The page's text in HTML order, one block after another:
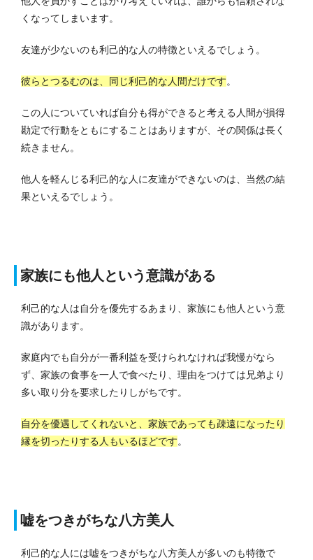
くなってしまいます。
友達が少ないのも利己的な人の特徴といえるでしょう。
彼らとつるむのは、同じ利己的な人間だけです。
この人についていれば自分も得ができると考える人間が損得
勘定で行動をともにすることはありますが、その関係は長く
続きません。
他人を軽んじる利己的な人に友達ができないのは、当然の結
果といえるでしょう。
家族にも他人という意識がある
利己的な人は自分を優先するあまり、家族にも他人という意
識があります。
家庭内でも自分が一番利益を受けられなければ我慢がなら
ず、家族の食事を一人で食べたり、理由をつけては兄弟より
多い取り分を要求したりしがちです。
自分を優遇してくれないと、家族であっても疎遠になったり
縁を切ったりする人もいるほどです。
嘘をつきがちな八方美人
利己的な人には嘘をつきがちな八方美人が多いのも特徴で